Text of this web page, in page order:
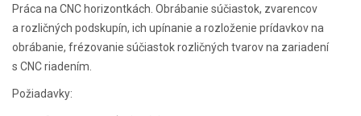
Práca na CNC horizontkách. Obrábanie súčiastok, zvarencov
a rozličných podskupín, ich upínanie a rozloženie prídavkov na
obrábanie, frézovanie súčiastok rozličných tvarov na zariadení
s CNC riadením.
Požiadavky: